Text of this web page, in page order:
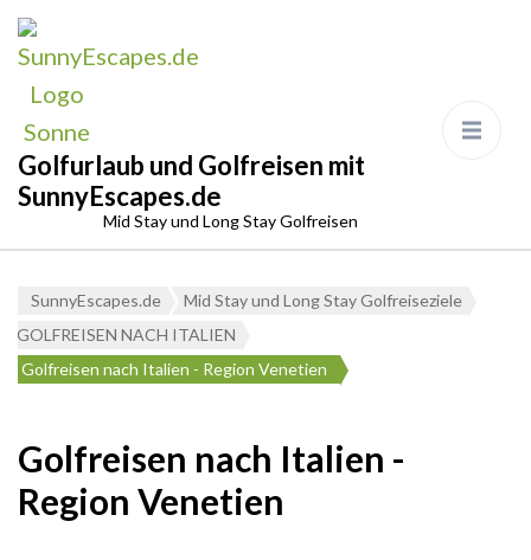
Golfurlaub und Golfreisen mit
SunnyEscapes.de
Mid Stay und Long Stay Golfreisen
SunnyEscapes.de
Mid Stay und Long Stay Golfreiseziele
GOLFREISEN NACH ITALIEN
Golfreisen nach Italien - Region Venetien
Golfreisen nach Italien -
Region Venetien